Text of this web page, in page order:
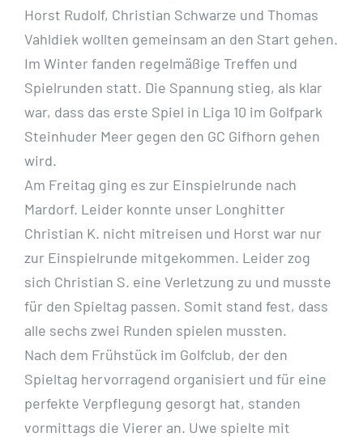
Horst Rudolf, Christian Schwarze und Thomas
Vahldiek wollten gemeinsam an den Start gehen.
Im Winter fanden regelmäßige Treffen und
Spielrunden statt. Die Spannung stieg, als klar
war, dass das erste Spiel in Liga 10 im Golfpark
Steinhuder Meer gegen den GC Gifhorn gehen
wird.
Am Freitag ging es zur Einspielrunde nach
Mardorf. Leider konnte unser Longhitter
Christian K. nicht mitreisen und Horst war nur
zur Einspielrunde mitgekommen. Leider zog
sich Christian S. eine Verletzung zu und musste
für den Spieltag passen. Somit stand fest, dass
alle sechs zwei Runden spielen mussten.
Nach dem Frühstück im Golfclub, der den
Spieltag hervorragend organisiert und für eine
perfekte Verpflegung gesorgt hat, standen
vormittags die Vierer an. Uwe spielte mit